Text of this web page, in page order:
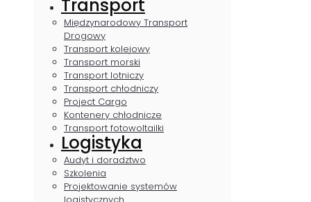
Transport
Międzynarodowy Transport
Drogowy
Transport kolejowy
Transport morski
Transport lotniczy
Transport chłodniczy
Project Cargo
Kontenery chłodnicze
Transport fotowoltailki
Logistyka
Audyt i doradztwo
Szkolenia
Projektowanie systemów